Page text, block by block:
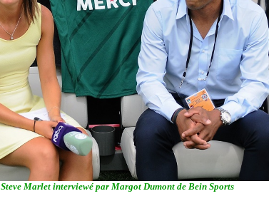
Steve Marlet interviewé par Margot Dumont de Bein Sports